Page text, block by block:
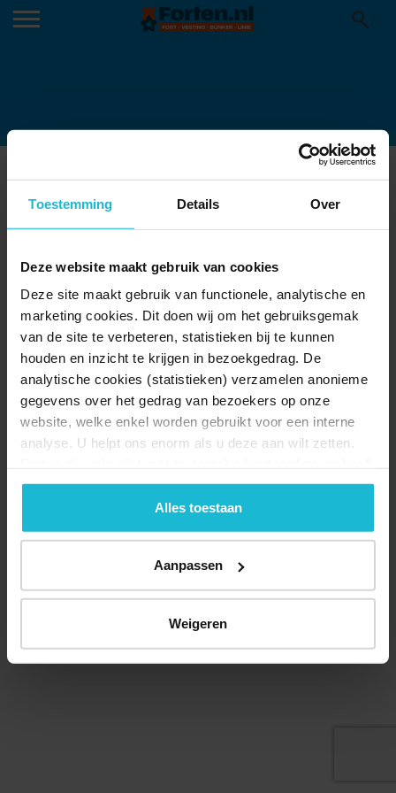
Toestemming Details Over
Deze website maakt gebruik van cookies
Deze site maakt gebruik van functionele, analytische en
marketing cookies. Dit doen wij om het gebruiksgemak
van de site te verbeteren, statistieken bij te kunnen
houden en inzicht te krijgen in bezoekgedrag. De
analytische cookies (statistieken) verzamelen anonieme
gegevens over het gedrag van bezoekers op onze
website, welke enkel worden gebruikt voor een interne
analyse. U helpt ons enorm als u deze aan wilt zetten.
geen commerciële doelstelling. U kunt deze cookies via
de knoppen accepteren, beheren of weigeren.
Alles toestaan
Aanpassen
Weigeren
© 2026 Stichting Forten Nederland
Over ons
Doneer nu Disclaimer
Contact
Forten.nl wordt ondersteund door de